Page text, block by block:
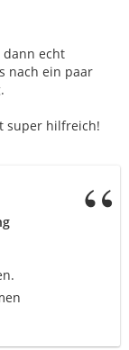
dann echt
nach ein paar
super hilfreich!